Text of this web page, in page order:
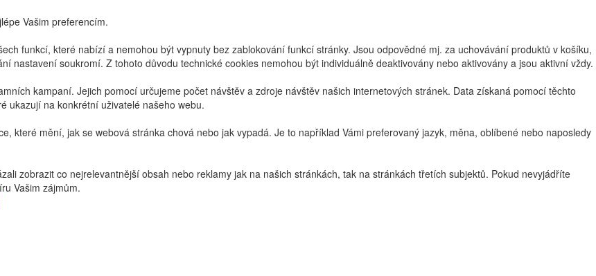
Vašim preferencím.
funkcí, které nabízí a nemohou být vypnuty bez zablokování funkcí stránky. Jsou odpovědné mj. za uchovávání produktů v košíku,
nastavení soukromí. Z tohoto důvodu technické cookies nemohou být individuálně deaktivovány nebo aktivovány a jsou aktivní vždy.
kampaní. Jejich pomocí určujeme počet návštěv a zdroje návštěv našich internetových stránek. Data získaná pomocí těchto
ukazují na konkrétní uživatelé našeho webu.
které mění, jak se webová stránka chová nebo jak vypadá. Je to například Vámi preferovaný jazyk, měna, oblíbené nebo naposledy
zobrazit co nejrelevantnější obsah nebo reklamy jak na našich stránkách, tak na stránkách třetích subjektů. Pokud nevyjádříte
Vašim zájmům.